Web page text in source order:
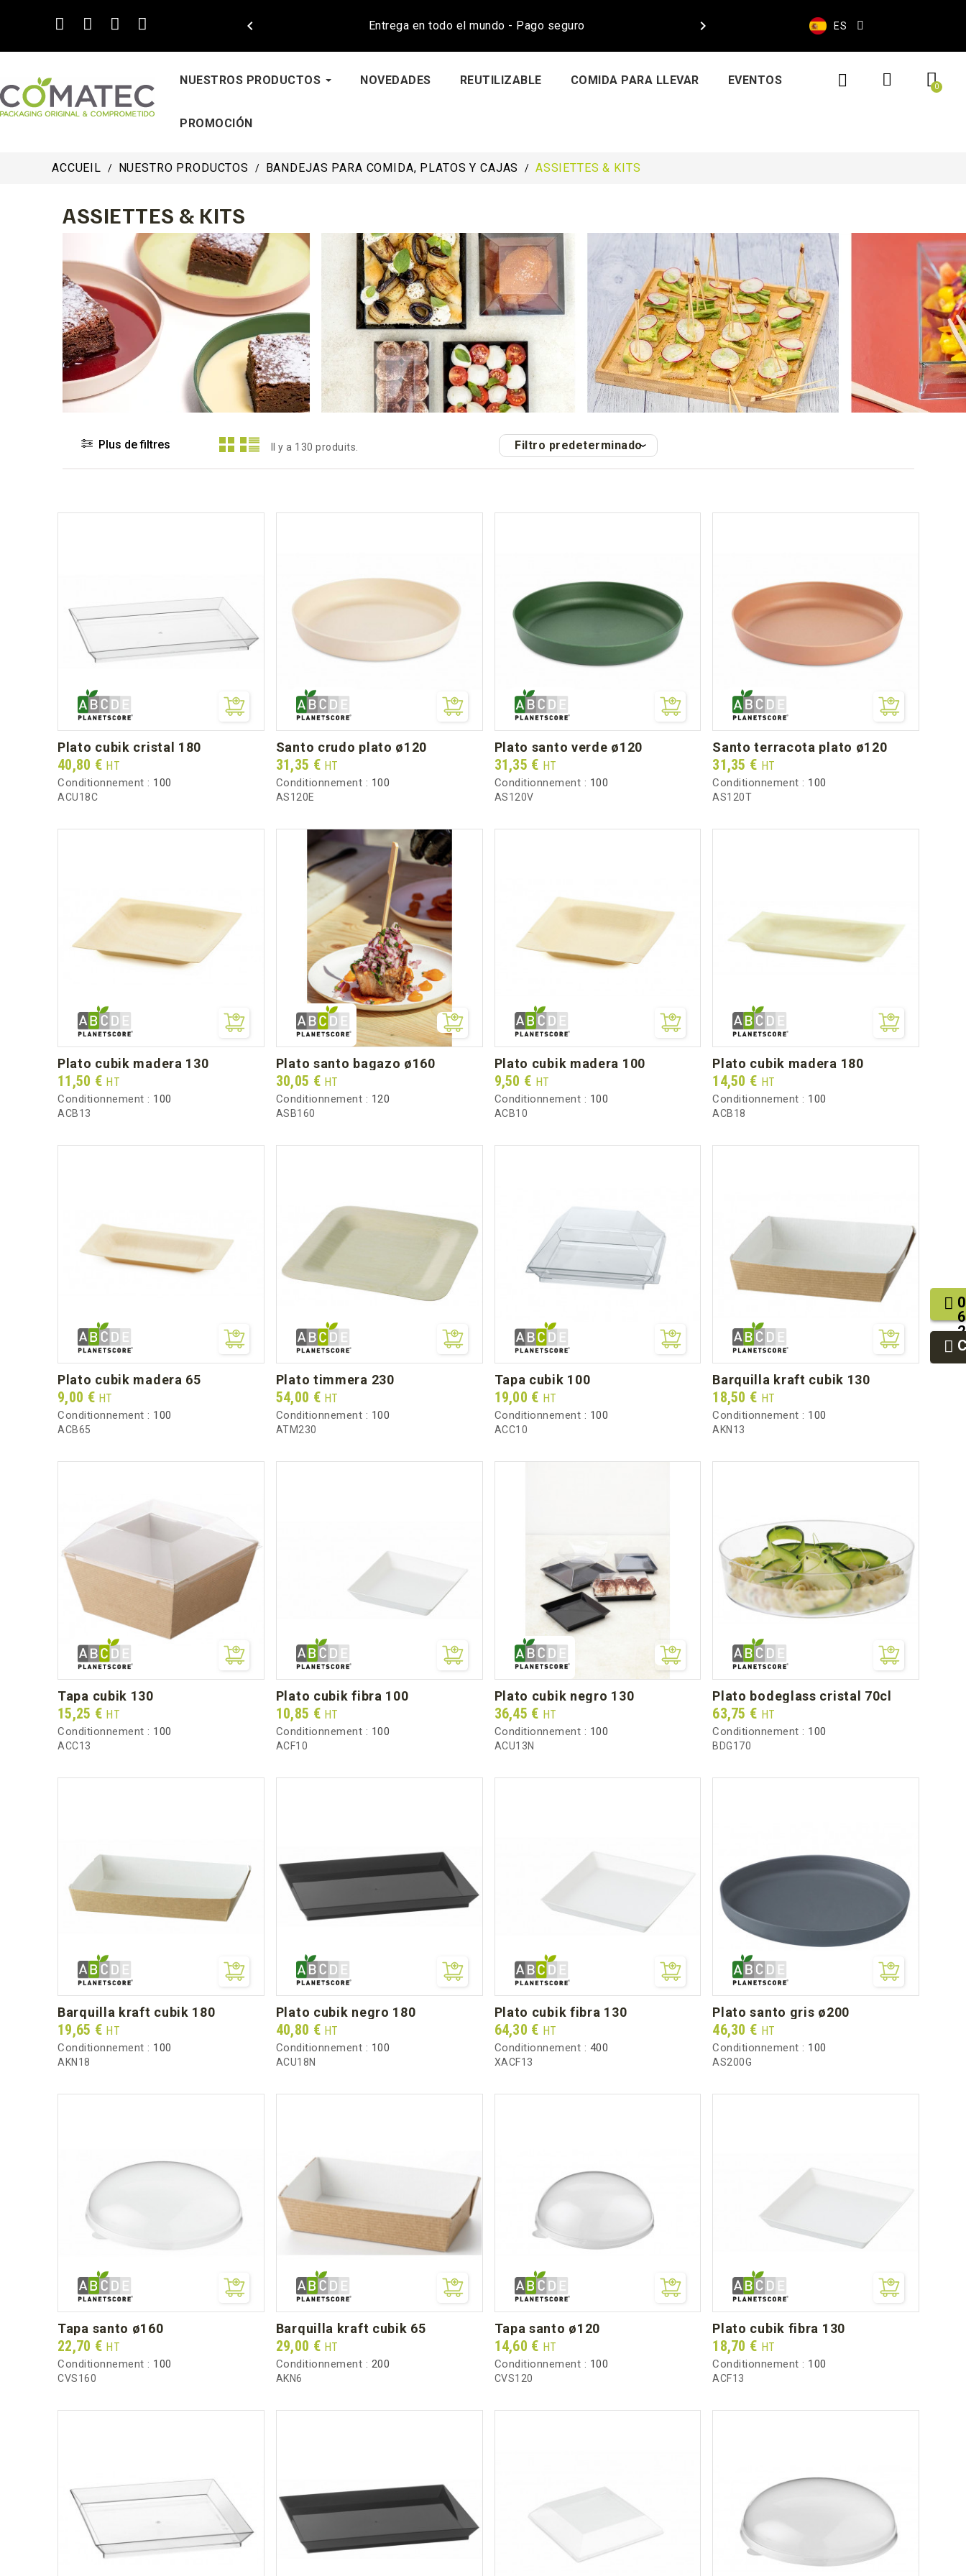
Entrega en todo el mundo - Pago seguro
  ES
NUESTROS PRODUCTOS NOVEDADES REUTILIZABLE COMIDA PARA LLEVAR EVENTOS
PROMOCIÓN
ACCUEIL NUESTRO PRODUCTOS BANDEJAS PARA COMIDA, PLATOS Y CAJAS ASSIETTES & KITS
ASSIETTES & KITS
Plus de filtres Il y a 130 produits. Filtro predeterminado
plato cubik cristal 180
Prix
40,80 € HT
Conditionnement : 100
ACU18C
santo crudo plato ø120
Prix
31,35 € HT
Conditionnement : 100
AS120E
plato santo verde ø120
Prix
31,35 € HT
Conditionnement : 100
AS120V
santo terracota plato ø120
Prix
31,35 € HT
Conditionnement : 100
AS120T
plato cubik madera 130
Prix
11,50 € HT
Conditionnement : 100
ACB13
plato santo bagazo ø160
Prix
30,05 € HT
Conditionnement : 120
ASB160
plato cubik madera 100
Prix
9,50 € HT
Conditionnement : 100
ACB10
plato cubik madera 180
Prix
14,50 € HT
Conditionnement : 100
ACB18
plato cubik madera 65
Prix
9,00 € HT
Conditionnement : 100
ACB65
plato timmera 230
Prix
54,00 € HT
Conditionnement : 100
ATM230
tapa cubik 100
Prix
19,00 € HT
Conditionnement : 100
ACC10
barquilla kraft cubik 130
Prix
18,50 € HT
Conditionnement : 100
AKN13
tapa cubik 130
Prix
15,25 € HT
Conditionnement : 100
ACC13
plato cubik fibra 100
Prix
10,85 € HT
Conditionnement : 100
ACF10
plato cubik negro 130
Prix
36,45 € HT
Conditionnement : 100
ACU13N
plato bodeglass cristal 70cl
Prix
63,75 € HT
Conditionnement : 100
BDG170
barquilla kraft cubik 180
Prix
19,65 € HT
Conditionnement : 100
AKN18
plato cubik negro 180
Prix
40,80 € HT
Conditionnement : 100
ACU18N
plato cubik fibra 130
Prix
64,30 € HT
Conditionnement : 400
XACF13
plato santo gris ø200
Prix
46,30 € HT
Conditionnement : 100
AS200G
tapa santo ø160
Prix
22,70 € HT
Conditionnement : 100
CVS160
barquilla kraft cubik 65
Prix
29,00 € HT
Conditionnement : 200
AKN6
tapa santo ø120
Prix
14,60 € HT
Conditionnement : 100
CVS120
plato cubik fibra 130
Prix
18,70 € HT
Conditionnement : 100
ACF13